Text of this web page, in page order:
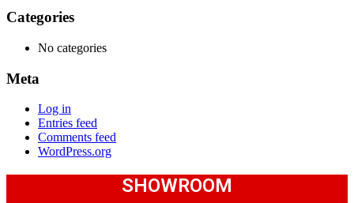
Categories
No categories
Meta
Log in
Entries feed
Comments feed
WordPress.org
SHOWROOM